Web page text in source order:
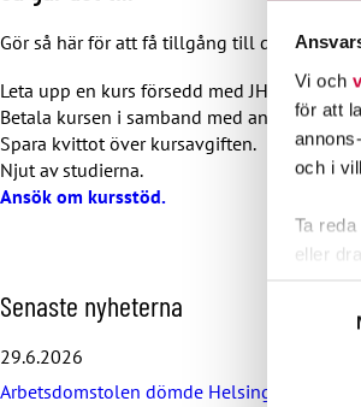
Vi och
för att
och i
Ta
eller
Vi
till de
Gör så här för att få tillgång till de JHL-
Leta upp en kurs försedd med JHL:s logo
Betala kursen i samband med anmälan.
Spara kvittot över kursavgiften.
Njut av studierna.
Ansök om kursstöd.
H
o
p
p
a
Senaste nyheterna
29.6.2026
Arbetsdomstolen dömde Helsingfors stad